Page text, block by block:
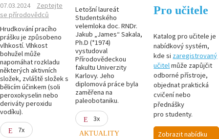
07.03.2024
Zeptejte
se přírodovědců
Hrudkování pracího
prášku je způsobeno
vlhkostí. Vlhkost
bohužel může
napomáhat rozkladu
některých aktivních
složek, zvláště složek s
bělicím účinkem (soli
peroxokyselin nebo
deriváty peroxidu
vodíku).
7x
Letošní laureát
Studentského
velemloka doc. RNDr.
Jakub „James“ Sakala,
Ph.D (*1974)
vystudoval
Přírodovědeckou
fakultu Univerzity
Karlovy. Jeho
diplomová práce byla
zaměřena na
paleobotaniku.
3x
AKTUALITY
Pro učitele
Katalog pro učitele je
nabídkový systém,
kde si zaregistrovaný
učitelmůže zapůjčit
odborné přístroje,
objednat praktická
cvičení nebo
přednášky
pro studenty.
Zobrazit nabídku